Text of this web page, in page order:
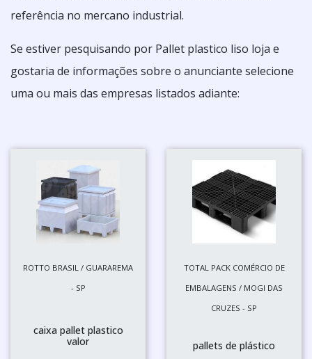
referência no mercano industrial.
Se estiver pesquisando por Pallet plastico liso loja e
gostaria de informações sobre o anunciante selecione
uma ou mais das empresas listados adiante:
ROTTO BRASIL / GUARAREMA
- SP
caixa pallet plastico
valor
TOTAL PACK COMÉRCIO DE
EMBALAGENS / MOGI DAS
CRUZES - SP
pallets de plástico